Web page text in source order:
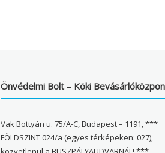
Önvédelmi Bolt – Köki
Vak Bottyán u. 75/A-C, Budapest – 1191, ***
FÖLDSZINT 024/a (egyes térképeken: 027),